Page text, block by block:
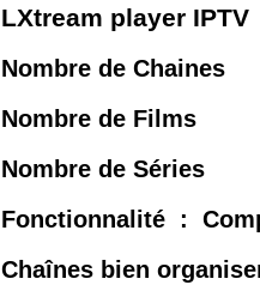
LXtream player IPTV
Nombre de
Nombre de Films
Nombre de
Fonctionnalité :
Chaînes bien